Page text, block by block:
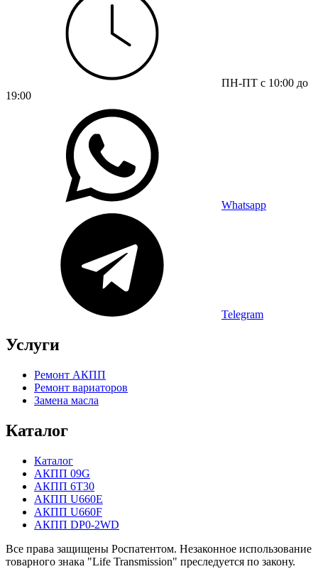
ПН-ПТ с 10:00 до
19:00
Whatsapp
Telegram
Услуги
Ремонт АКПП
Ремонт вариаторов
Замена масла
Каталог
Каталог
АКПП 09G
АКПП 6T30
АКПП U660E
АКПП U660F
АКПП DP0-2WD
Все права защищены Роспатентом. Незаконное использование
товарного знака "Life Transmission" преследуется по закону.